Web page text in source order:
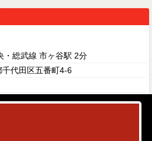
・総武線 市ヶ谷駅 2分
千代田区五番町4-6